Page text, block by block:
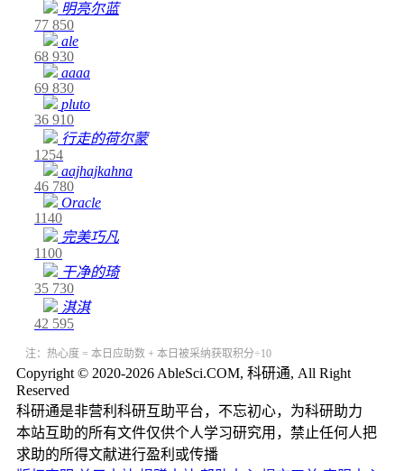
明亮尔蓝
77 850
ale
68 930
aaaa
69 830
pluto
36 910
行走的荷尔蒙
1254
aajhajkahna
46 780
Oracle
1140
完美巧凡
1100
干净的琦
35 730
淇淇
42 595
注：热心度 = 本日应助数 + 本日被采纳获取积分÷10
Copyright © 2020-2026 AbleSci.COM, 科研通, All Right
Reserved
科研通是非营利科研互助平台，不忘初心，为科研助力
本站互助的所有文件仅供个人学习研究用，禁止任何人把
求助的所得文献进行盈利或传播